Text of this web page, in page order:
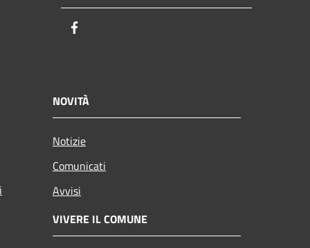
NOVITÀ
Notizie
Comunicati
Avvisi
VIVERE IL COMUNE